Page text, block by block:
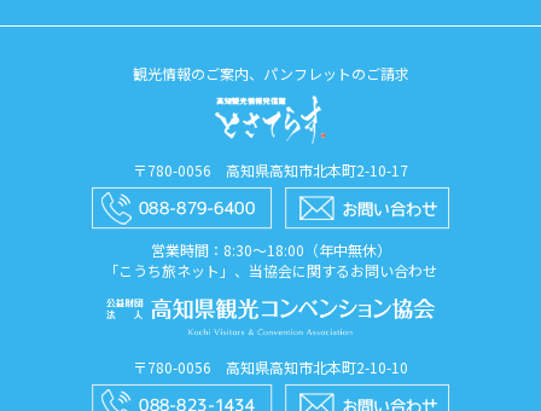
観光情報のご案内、パンフレットのご請求
〒780-0056 高知県高知市北本町2-10-17
営業時間：8:30〜18:00（年中無休）
「こうち旅ネット」、当協会に関するお問い合わせ
〒780-0056 高知県高知市北本町2-10-10